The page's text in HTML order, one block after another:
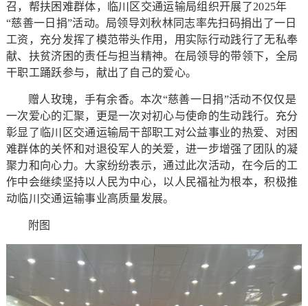
召，帮扶困难群体，临川区交通运输局组织开展了2025年
“慈善一日捐”活动。局领导刘秋林同志率先扫码捐出了一日
工资，充分发挥了模范带头作用，用实际行动践行了无私奉
献、扶贫济困的责任与担当精神。在局领导的带领下，全局
干职工踊跃参与，献出了自己的爱心。
赠人玫瑰，手有余香。本次“慈善一日捐”活动不仅仅是
一次爱心的汇聚，更是一次对初心与使命的生动践行。充分
彰显了临川区交通运输局干部职工对公益事业的热爱、对困
难群体的关怀和对退役军人的关爱，进一步增强了团队的凝
聚力和向心力。大家纷纷表示，通过此次活动，在今后的工
作中会继续坚持以人民为中心，以人民福祉为根本，积极推
动临川交通运输事业高质量发展。
附图